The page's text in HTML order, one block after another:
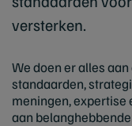
versterken.
We doen er alles
standaarden,
meningen, expertise
aan